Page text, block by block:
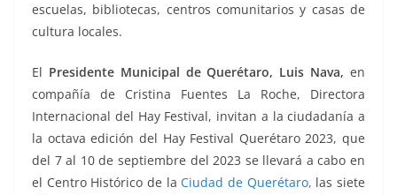
escuelas, bibliotecas, centros comunitarios y casas de
cultura locales.
El Presidente Municipal de Querétaro, Luis Nava, en
compañía de Cristina Fuentes La Roche, Directora
Internacional del Hay Festival, invitan a la ciudadanía a
la octava edición del Hay Festival Querétaro 2023, que
del 7 al 10 de septiembre del 2023 se llevará a cabo en
el Centro Histórico de la Ciudad de Querétaro, las siete